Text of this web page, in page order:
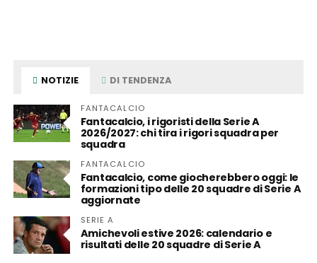
NOTIZIE DI TENDENZA
FANTACALCIO
Fantacalcio, i rigoristi della Serie A
2026/2027: chi tira i rigori squadra per
squadra
FANTACALCIO
Fantacalcio, come giocherebbero oggi: le
formazioni tipo delle 20 squadre di Serie A
aggiornate
SERIE A
Amichevoli estive 2026: calendario e
risultati delle 20 squadre di Serie A